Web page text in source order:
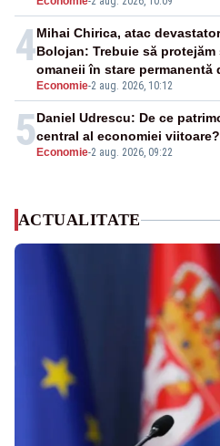
4
Economie-2 aug. 2026, 10:12
Mihai Chirica, atac
Bolojan: Trebuie să
omaneii în stare permanentă
5 Economie-2 aug. 2026, 09:22
Daniel Udrescu: De ce
central al economiei viitoare?
ACTUALITATE